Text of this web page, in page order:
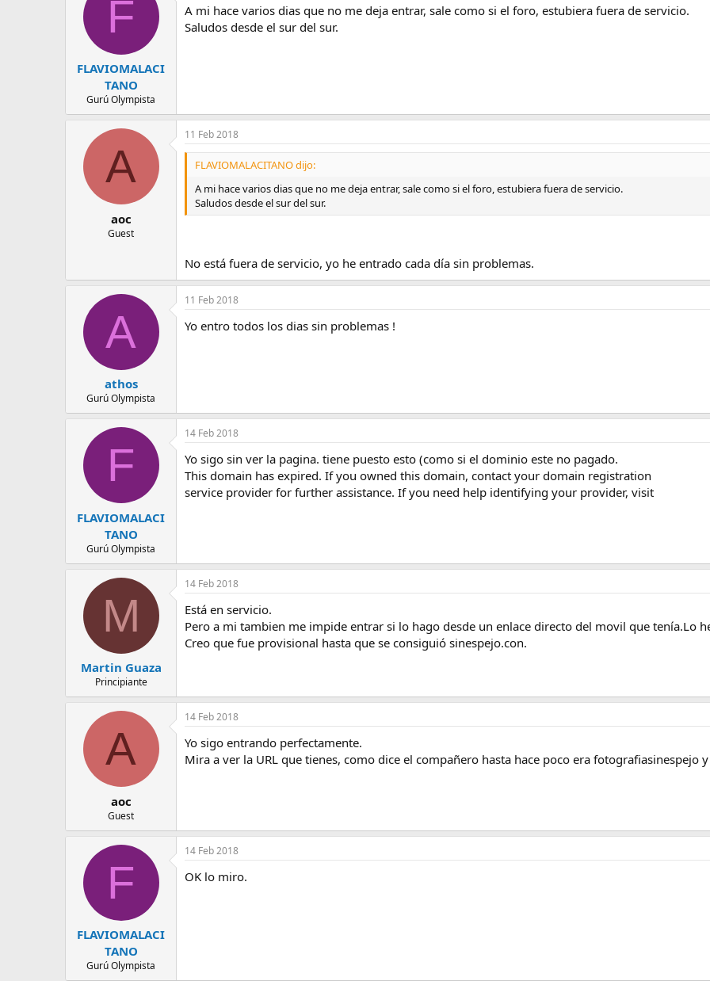
F
FLAVIOMALACI
TANO
Gurú Olympista
A mi hace varios dias que no me deja entrar, sale como si el foro, estubiera fuera de servicio.
Saludos desde el sur del sur.
A
aoc
Guest
11 Feb 2018
FLAVIOMALACITANO dijo:
A mi hace varios dias que no me deja entrar, sale como si el foro, estubiera fuera de servicio.
Saludos desde el sur del sur.
No está fuera de servicio, yo he entrado cada día sin problemas.
A
athos
Gurú Olympista
11 Feb 2018
Yo entro todos los dias sin problemas !
F
FLAVIOMALACI
TANO
Gurú Olympista
14 Feb 2018
Yo sigo sin ver la pagina. tiene puesto esto (como si el dominio este no pagado.
This domain has expired. If you owned this domain, contact your domain registration
service provider for further assistance. If you need help identifying your provider, visit
M
Martin Guaza
Principiante
14 Feb 2018
Está en servicio.
Pero a mi tambien me impide entrar si lo hago desde un enlace directo del movil que tenía.Lo
Creo que fue provisional hasta que se consiguió sinespejo.con.
A
aoc
Guest
14 Feb 2018
Yo sigo entrando perfectamente.
Mira a ver la URL que tienes, como dice el compañero hasta hace poco era fotografiasinespejo
F
FLAVIOMALACI
TANO
Gurú Olympista
14 Feb 2018
OK lo miro.